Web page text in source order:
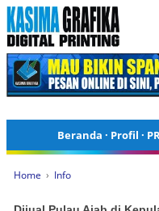
Beranda · Profil ·
Home › Info